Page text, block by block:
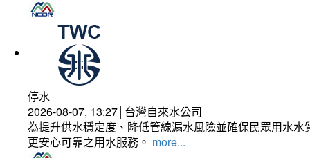
停水
2026-08-07, 13:27│台灣自來水公司
為提升供水穩定度、降低管線漏水風險並確保民眾用水
更安心可靠之用水服務。 more...